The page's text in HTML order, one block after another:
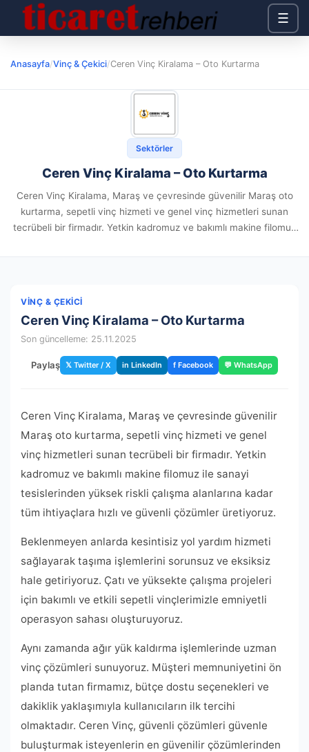
☰
Anasayfa/Vinç & Çekici/Ceren Vinç Kiralama – Oto Kurtarma
Sektörler
Ceren Vinç Kiralama – Oto Kurtarma
Ceren Vinç Kiralama, Maraş ve çevresinde güvenilir Maraş oto
kurtarma, sepetli vinç hizmeti ve genel vinç hizmetleri sunan
tecrübeli bir firmadır. Yetkin kadromuz ve bakımlı makine filomuz
VINÇ & ÇEKICI
Ceren Vinç Kiralama – Oto Kurtarma
Son güncelleme: 25.11.2025
Paylaş 𝕏 Twitter / X in LinkedIn f Facebook 💬 WhatsApp
Ceren Vinç Kiralama, Maraş ve çevresinde güvenilir
Maraş oto kurtarma, sepetli vinç hizmeti ve genel
vinç hizmetleri sunan tecrübeli bir firmadır. Yetkin
kadromuz ve bakımlı makine filomuz ile sanayi
tesislerinden yüksek riskli çalışma alanlarına kadar
tüm ihtiyaçlara hızlı ve güvenli çözümler üretiyoruz.
Beklenmeyen anlarda kesintisiz yol yardım hizmeti
sağlayarak taşıma işlemlerini sorunsuz ve eksiksiz
hale getiriyoruz. Çatı ve yüksekte çalışma projeleri
için bakımlı ve etkili sepetli vinçlerimizle emniyetli
operasyon sahası oluşturuyoruz.
Aynı zamanda ağır yük kaldırma işlemlerinde uzman
vinç çözümleri sunuyoruz. Müşteri memnuniyetini ön
planda tutan firmamız, bütçe dostu seçenekleri ve
dakiklik yaklaşımıyla kullanıcıların ilk tercihi
olmaktadır. Ceren Vinç, güvenli çözümleri güvenle
buluşturmak isteyenlerin en güvenilir çözümlerinden